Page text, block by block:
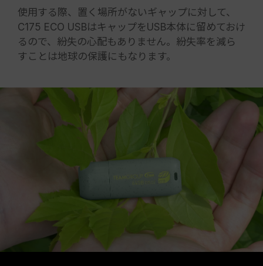
使用する際、置く場所がないギャップに対して、
C175 ECO USBはキャップをUSB本体に留めておけ
るので、紛失の心配もありません。紛失率を減ら
すことは地球の保護にもなります。